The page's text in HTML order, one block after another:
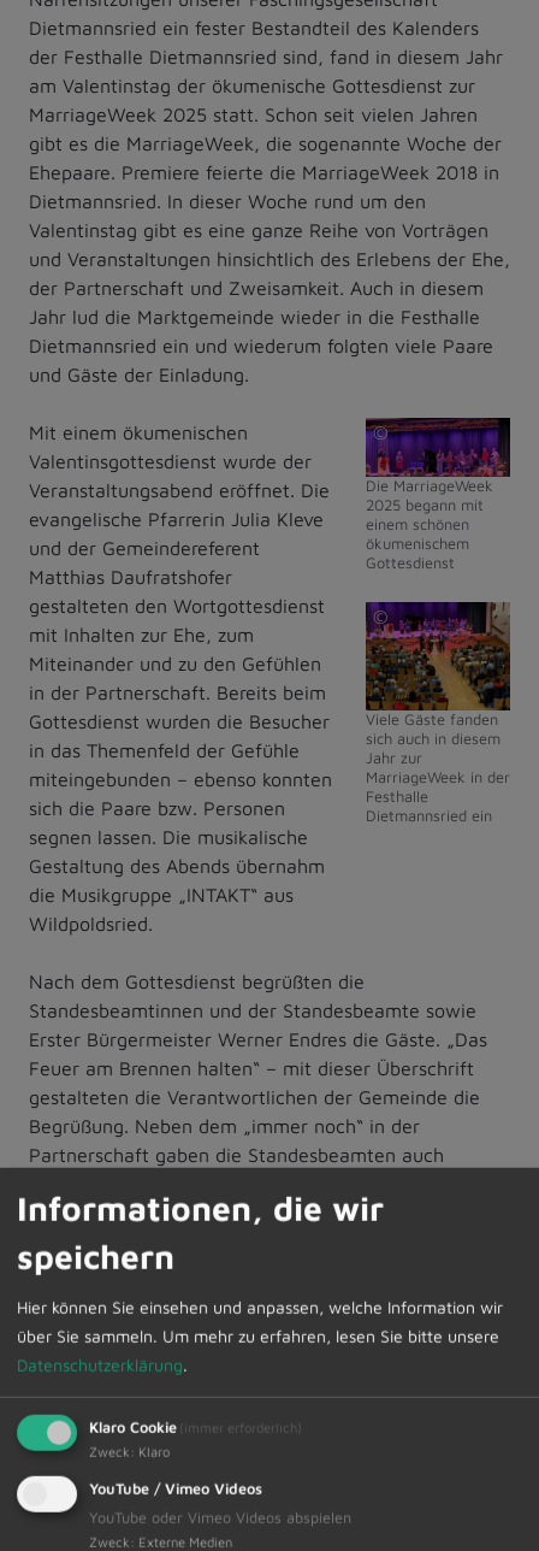
Dietmannsried ein fester Bestandteil des Kalenders
der Festhalle Dietmannsried sind, fand in diesem Jahr
am Valentinstag der ökumenische Gottesdienst zur
MarriageWeek 2025 statt. Schon seit vielen Jahren
gibt es die MarriageWeek, die sogenannte Woche der
Ehepaare. Premiere feierte die MarriageWeek 2018 in
Dietmannsried. In dieser Woche rund um den
Valentinstag gibt es eine ganze Reihe von Vorträgen
und Veranstaltungen hinsichtlich des Erlebens der Ehe,
der Partnerschaft und Zweisamkeit. Auch in diesem
Jahr lud die Marktgemeinde wieder in die Festhalle
Dietmannsried ein und wiederum folgten viele Paare
und Gäste der Einladung.
Die MarriageWeek
2025 begann mit
einem schönen
ökumenischem
Gottesdienst
©
Markt
Dietmannsried
Viele Gäste fanden
sich auch in diesem
Jahr zur
MarriageWeek in der
Festhalle
Dietmannsried ein
©
Markt
Dietmannsried
Mit einem ökumenischen
Valentinsgottesdienst wurde der
Veranstaltungsabend eröffnet. Die
evangelische Pfarrerin Julia Kleve
und der Gemeindereferent
Matthias Daufratshofer
gestalteten den Wortgottesdienst
mit Inhalten zur Ehe, zum
Miteinander und zu den Gefühlen
in der Partnerschaft. Bereits beim
Gottesdienst wurden die Besucher
in das Themenfeld der Gefühle
miteingebunden – ebenso konnten
sich die Paare bzw. Personen
segnen lassen. Die musikalische
Gestaltung des Abends übernahm
die Musikgruppe „INTAKT“ aus
Wildpoldsried.
Nach dem Gottesdienst begrüßten die
Standesbeamtinnen und der Standesbeamte sowie
Erster Bürgermeister Werner Endres die Gäste. „Das
Feuer am Brennen halten“ – mit dieser Überschrift
gestalteten die Verantwortlichen der Gemeinde die
Begrüßung. Neben dem „immer noch“ in der
Partnerschaft gaben die Standesbeamten auch
gute Partnerschaft mit auf den Weg gegeben werden
kann. Ebenso dankte Erster Bürgermeister Werner
Endres allen Verantwortlichen und Unterstützern der
Veranstaltung, insbesondere den beiden
Standesbeamtinnen Marina Schiechtele und Christine
Weixler, die neben der Organisation auch den Input
des anschließenden Stehempfanges regnete es rote
Herzen von der Decke der Festhalle.
Im dritten Programmteil der Veranstaltung gab das
Improtheater „Zweifellos“ ebenfalls mit Inhalten zur
Informationen, die wir
speichern
Hier können Sie einsehen und anpassen, welche Information wir
über Sie sammeln. Um mehr zu erfahren, lesen Sie bitte unsere
Datenschutzerklärung.
Klaro Cookie (immer erforderlich)
Zweck : Klaro
YouTube / Vimeo Videos
YouTube oder Vimeo Videos abspielen
Zweck : Externe Medien